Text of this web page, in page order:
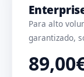
Para alto
garantizado,